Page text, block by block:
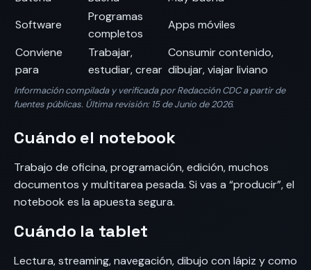
Software
Programas
completos
Apps móviles
Conviene
para
Trabajar,
estudiar, crear
Consumir contenido,
dibujar, viajar liviano
Información compilada y verificada por Redacción CDC a partir de
fuentes públicas. Última revisión: 15 de Junio de 2026.
Cuándo el notebook
Trabajo de oficina, programación, edición, muchos
documentos y multitarea pesada. Si vas a “producir”, el
notebook es la apuesta segura.
Cuándo la tablet
Lectura, streaming, navegación, dibujo con lápiz y como